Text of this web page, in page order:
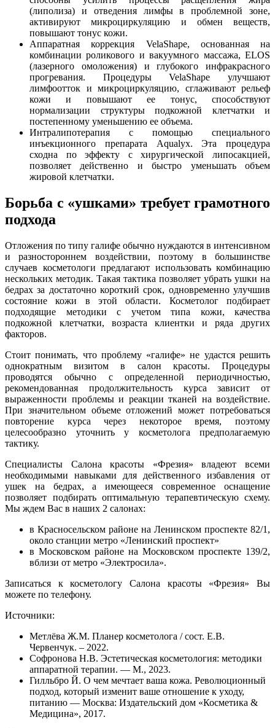
(липолиза) и отведения лимфы в проблемной зоне,
активируют микроциркуляцию и обмен веществ,
повышают тонус кожи.
Аппаратная коррекция VelaShape, основанная на
комбинации роликового и вакуумного массажа, ELOS
(лазерного омоложения) и глубокого инфракрасного
прогревания. Процедуры VelaShape улучшают
лимфоотток и микроциркуляцию, сглаживают рельеф
кожи и повышают ее тонус, способствуют
нормализации структуры подкожной клетчатки и
постепенному уменьшению ее объема.
Интралипотерапия с помощью специального
инъекционного препарата Aqualyx. Эта процедура
сходна по эффекту с хирургической липосакцией,
позволяет действенно и быстро уменьшать объем
жировой клетчатки.
Борьба с «ушками» требует грамотного
подхода
Отложения по типу галифе обычно нуждаются в интенсивном
и разностороннем воздействии, поэтому в большинстве
случаев косметологи предлагают использовать комбинацию
нескольких методик. Такая тактика позволяет убрать ушки на
бедрах за достаточно короткий срок, одновременно улучшив
состояние кожи в этой области. Косметолог подбирает
подходящие методики с учетом типа кожи, качества
подкожной клетчатки, возраста клиентки и ряда других
факторов.
Стоит понимать, что проблему «галифе» не удастся решить
однократным визитом в салон красоты. Процедуры
проводятся обычно с определенной периодичностью,
рекомендованная продолжительность курса зависит от
выраженности проблемы и реакции тканей на воздействие.
При значительном объеме отложений может потребоваться
повторение курса через некоторое время, поэтому
целесообразно уточнить у косметолога предполагаемую
тактику.
Специалисты Салона красоты «Фрезия» владеют всеми
необходимыми навыками для действенного избавления от
ушек на бедрах, а имеющееся современное оснащение
позволяет подбирать оптимальную терапевтическую схему.
Мы ждем Вас в наших 2 салонах:
в Красносельском районе на Ленинском проспекте 82/1,
около станции метро «Ленинский проспект»
в Московском районе на Московском проспекте 139/2,
вблизи от метро «Электросила».
Записаться к косметологу Салона красоты «Фрезия» Вы
можете по телефону.
Источники:
Метлёва Ж.М. Планер косметолога / сост. Е.В.
Червенчук. – 2022.
Софронова Н.В. Эстетическая косметология: методики
аппаратной терапии. — М., 2023.
Гилльбро Й. О чем мечтает ваша кожа. Революционный
подход, который изменит ваше отношение к уходу,
питанию — Москва: Издательский дом «Косметика &
Медицина», 2017.